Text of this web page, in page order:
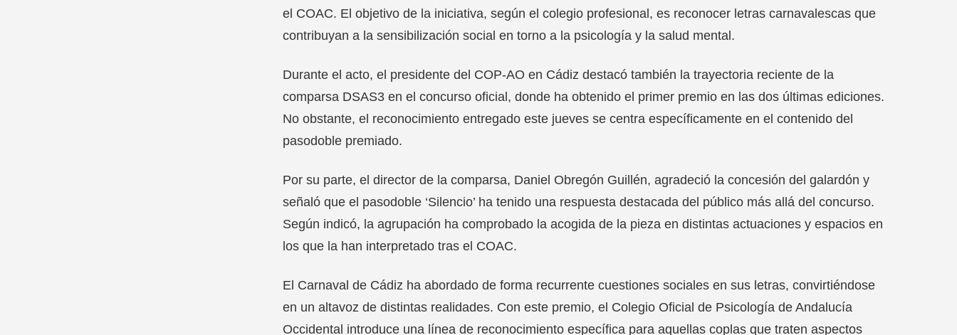
el COAC. El objetivo de la iniciativa, según el colegio profesional, es reconocer letras carnavalescas que
contribuyan a la sensibilización social en torno a la psicología y la salud mental.
Durante el acto, el presidente del COP-AO en Cádiz destacó también la trayectoria reciente de la
comparsa DSAS3 en el concurso oficial, donde ha obtenido el primer premio en las dos últimas ediciones.
No obstante, el reconocimiento entregado este jueves se centra específicamente en el contenido del
pasodoble premiado.
Por su parte, el director de la comparsa, Daniel Obregón Guillén, agradeció la concesión del galardón y
señaló que el pasodoble ‘Silencio’ ha tenido una respuesta destacada del público más allá del concurso.
Según indicó, la agrupación ha comprobado la acogida de la pieza en distintas actuaciones y espacios en
los que la han interpretado tras el COAC.
El Carnaval de Cádiz ha abordado de forma recurrente cuestiones sociales en sus letras, convirtiéndose
en un altavoz de distintas realidades. Con este premio, el Colegio Oficial de Psicología de Andalucía
Occidental introduce una línea de reconocimiento específica para aquellas coplas que traten aspectos